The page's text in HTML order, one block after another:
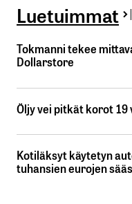
Luetuimmat
Tokmanni tekee
Dollarstore
Öljy vei pitkät korot 19
Kotiläksyt käytetyn
tuhansien eurojen